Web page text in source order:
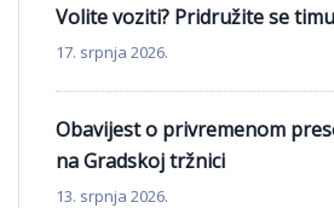
Volite voziti? Pridružite se
17. srpnja 2026.
Obavijest o privremenom
na Gradskoj tržnici
13. srpnja 2026.